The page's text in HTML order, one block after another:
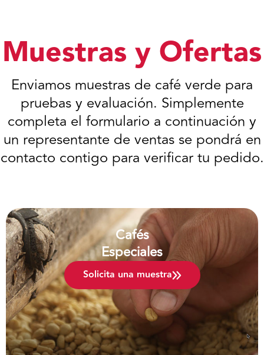
Muestras y Ofertas
Enviamos muestras de café verde para
pruebas y evaluación. Simplemente
completa el formulario a continuación y
un representante de ventas se pondrá en
contacto contigo para verificar tu pedido.
Cafés
Especiales
Solicita una muestra